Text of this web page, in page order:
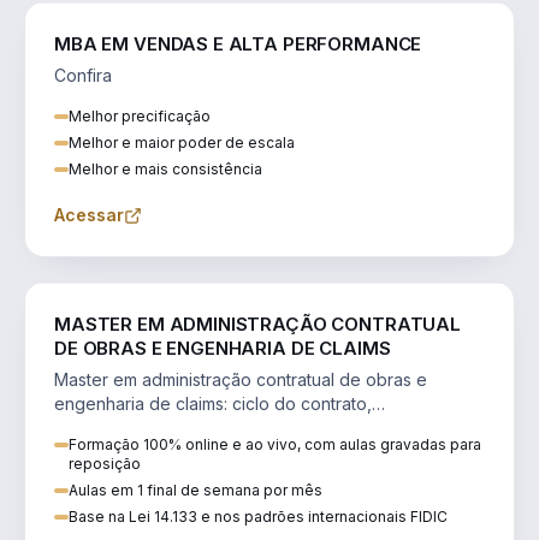
MBA EM VENDAS E ALTA PERFORMANCE
Confira
Melhor precificação
Melhor e maior poder de escala
Melhor e mais consistência
Acessar
MASTER EM ADMINISTRAÇÃO CONTRATUAL
DE OBRAS E ENGENHARIA DE CLAIMS
Master em administração contratual de obras e
engenharia de claims: ciclo do contrato,
Formação 100% online e ao vivo, com aulas gravadas para
reposição
Aulas em 1 final de semana por mês
Base na Lei 14.133 e nos padrões internacionais FIDIC